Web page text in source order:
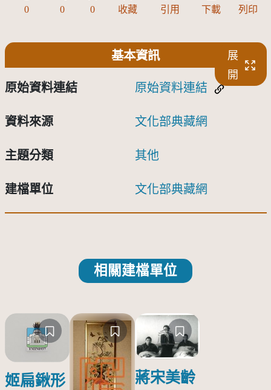
0 0 0 收藏 引用 下載 列印
基本資訊
展
開
原始資料連結 原始資料連結
資料來源 文化部典藏網
主題分類 其他
建檔單位 文化部典藏網
相關建檔單位
姬扁鍬形
蔣宋美齡